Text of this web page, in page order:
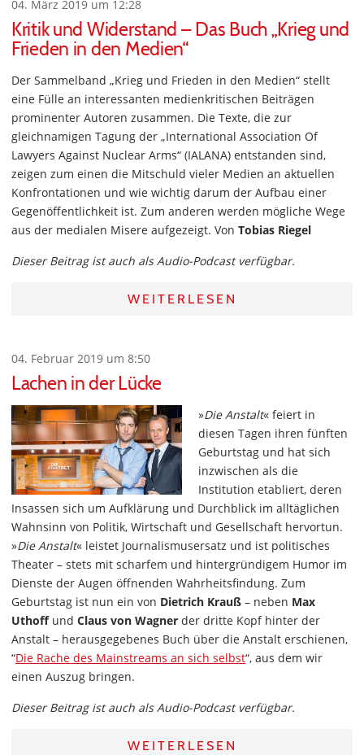
04. März 2019 um 12:28
Kritik und Widerstand – Das Buch „Krieg und
Frieden in den Medien“
Der Sammelband „Krieg und Frieden in den Medien“ stellt
eine Fülle an interessanten medienkritischen Beiträgen
prominenter Autoren zusammen. Die Texte, die zur
gleichnamigen Tagung der „International Association Of
Lawyers Against Nuclear Arms“ (IALANA) entstanden sind,
zeigen zum einen die Mitschuld vieler Medien an aktuellen
Konfrontationen und wie wichtig darum der Aufbau einer
Gegenöffentlichkeit ist. Zum anderen werden mögliche Wege
aus der medialen Misere aufgezeigt. Von Tobias Riegel
Dieser Beitrag ist auch als Audio-Podcast verfügbar.
WEITERLESEN
04. Februar 2019 um 8:50
Lachen in der Lücke
»Die Anstalt« feiert in
diesen Tagen ihren fünften
Geburtstag und hat sich
inzwischen als die
Institution etabliert, deren
Insassen sich um Aufklärung und Durchblick im alltäglichen
Wahnsinn von Politik, Wirtschaft und Gesellschaft hervortun.
»Die Anstalt« leistet Journalismusersatz und ist politisches
Theater – stets mit scharfem und hintergründigem Humor im
Dienste der Augen öffnenden Wahrheitsfindung. Zum
Geburtstag ist nun ein von Dietrich Krauß – neben Max
Uthoffund Claus von Wagner der dritte Kopf hinter der
Anstalt – herausgegebenes Buch über die Anstalt erschienen,
“Die Rache des Mainstreams an sich selbst“, aus dem wir
einen Auszug bringen.
Dieser Beitrag ist auch als Audio-Podcast verfügbar.
WEITERLESEN